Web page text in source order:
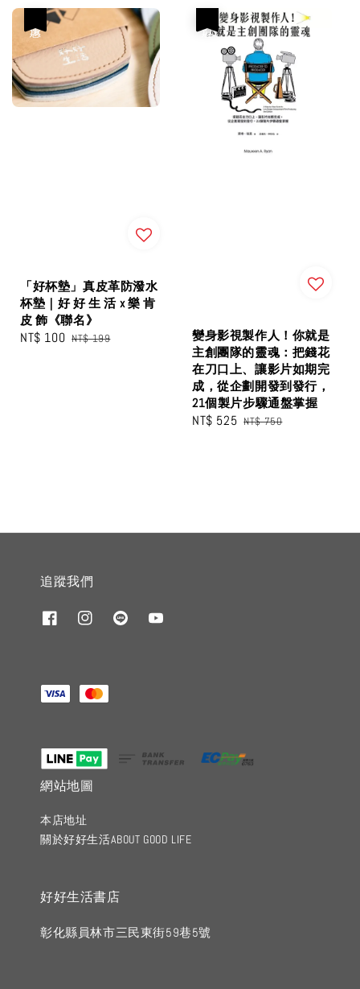
「好杯墊」真皮革防潑水
杯墊｜好 好 生 活 x 樂 肯
皮 飾《聯名》
Sale
NT$ 100 Regular
NT$ 199
變身影視製作人！你就是
主創團隊的靈魂：把錢花
在刀口上、讓影片如期完
成，從企劃開發到發行，
21個製片步驟通盤掌握
Sale
NT$ 525 Regular
NT$ 750
追蹤我們
網站地圖
本店地址
關於好好生活ABOUT GOOD LIFE
好好生活書店
彰化縣員林市三民東街59巷5號